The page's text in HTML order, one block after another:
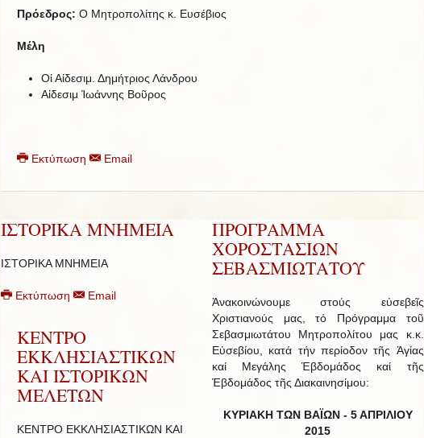
Πρόεδρος: Ο Μητροπολίτης κ. Ευσέβιος
Μέλη
Οἱ Αἰδεσιμ. Δημήτριος Λάνδρου
Αἰδεσιμ Ἰωάννης Βοῦρος
Εκτύπωση Email
ΙΣΤΟΡΙΚΑ ΜΝΗΜΕΙΑ
ΙΣΤΟΡΙΚΑ ΜΝΗΜΕΙΑ
Εκτύπωση Email
ΚΕΝΤΡΟ
ΕΚΚΛΗΣΙΑΣΤΙΚΩΝ
ΚΑΙ ΙΣΤΟΡΙΚΩΝ
ΜΕΛΕΤΩΝ
ΚΕΝΤΡΟ ΕΚΚΛΗΣΙΑΣΤΙΚΩΝ ΚΑΙ
ΠΡΟΓΡΑΜΜΑ
ΧΟΡΟΣΤΑΣΙΩΝ
ΣΕΒΑΣΜΙΩΤΑΤΟΥ
Ἀνακοινώνουμε στούς εὐσεβεῖς
Χριστιανούς μας, τό Πρόγραμμα τοῦ
Σεβασμιωτάτου Μητροπολίτου μας κ.κ.
Εὐσεβίου, κατά τήν περίοδον τῆς Ἁγίας
καί Μεγάλης Ἑβδομάδος καί τῆς
Ἑβδομάδος τῆς Διακαινησίμου:
ΚΥΡΙΑΚΗ ΤΩΝ ΒΑΪΩΝ - 5 ΑΠΡΙΛΙΟΥ
2015